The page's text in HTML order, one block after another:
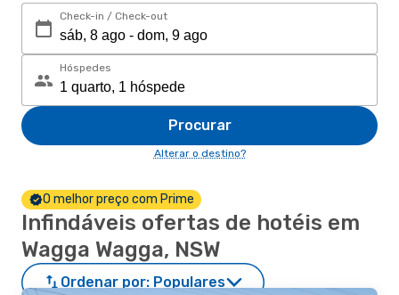
Check-in / Check-out
Hóspedes
Procurar
Alterar o destino?
O melhor preço com Prime
Infindáveis ofertas de hotéis em
Wagga Wagga, NSW
Ordenar por: Populares